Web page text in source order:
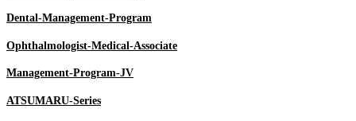
Dental-Management-Program
Ophthalmologist-Medical-Associate
Management-Program-JV
ATSUMARU-Series